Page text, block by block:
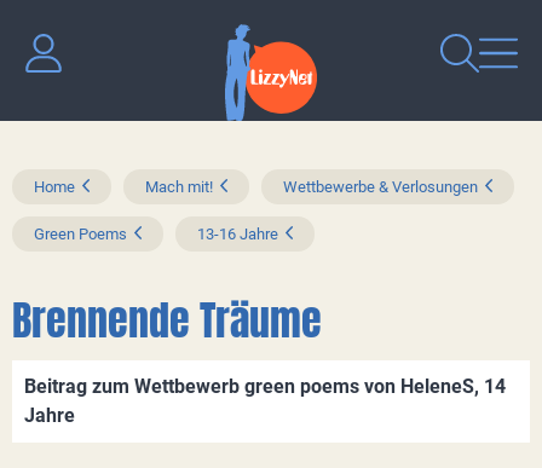
Home Mach mit! Wettbewerbe & Verlosungen
Green Poems 13-16 Jahre
Brennende Träume
Beitrag zum Wettbewerb green poems von HeleneS, 14
Jahre